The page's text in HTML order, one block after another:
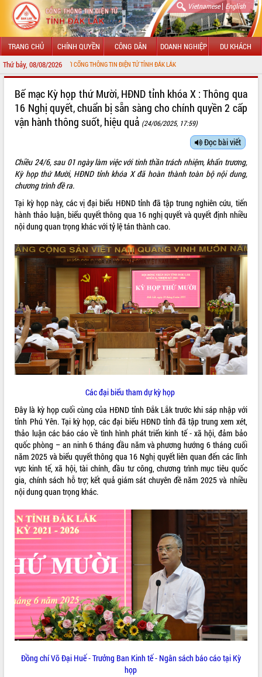
Vietnamese| English
TRANG CHỦ CHÍNH QUYỀN CÔNG DÂN DOANH NGHIỆP DU KHÁCH
Thứ bảy, 08/08/2026
ĐẾN VỚI CỔNG THÔNG TIN ĐIỆN TỬ TỈNH ĐẮK LẮK
LÃNH ĐẠO UBND TỈNH
SỞ, BAN, NGÀNH
UBND CÁC XÃ, PHƯỜNG
THÔNG TIN CHỈ ĐẠO ĐIỀU HÀNH
HỆ THỐNG VĂN BẢN
VĂN BẢN HĐND TỈNH
ĐIỂM TIN VĂN BẢN
QUY HOẠCH - KẾ HOẠCH
VIDEO
Loading the player...
Khám bệnh, cấp phát thuốc miễn phí
và tặng quà người dân xã Cư Pui
Hội nghị UBND tỉnh Đắk Lắk thường kỳ
tháng 7/2026
Lễ truy tặng danh hiệu “Bà Mẹ Việt
Lao động
Bế mạc Kỳ họp thứ Mười, HĐND tỉnh khóa X : Thông qua
16 Nghị quyết, chuẩn bị sẵn sàng cho chính quyền 2 cấp
vận hành thông suốt, hiệu quả (24/06/2025, 17:59)
Đọc bài viết
Chiều 24/6, sau 01 ngày làm việc với tinh thần trách nhiệm, khẩn trương,
Kỳ họp thứ Mười, HĐND tỉnh khóa X đã hoàn thành toàn bộ nội dung,
chương trình đề ra.
Tại kỳ họp này, các vị đại biểu HĐND tỉnh đã tập trung nghiên cứu, tiến
hành thảo luận, biểu quyết thông qua 16 nghị quyết và quyết định nhiều
nội dung quan trọng khác với tỷ lệ tán thành cao.
Các đại biểu tham dự kỳ họp
Đây là kỳ họp cuối cùng của HĐND tỉnh Đắk Lắk trước khi sáp nhập với
tỉnh Phú Yên. Tại kỳ họp, các đại biểu HĐND tỉnh đã tập trung xem xét,
thảo luận các báo cáo về tình hình phát triển kinh tế - xã hội, đảm bảo
quốc phòng – an ninh 6 tháng đầu năm và phương hướng 6 tháng cuối
năm 2025 và biểu quyết thông qua 16 Nghị quyết liên quan đến các lĩnh
vực kinh tế, xã hội, tài chính, đầu tư công, chương trình mục tiêu quốc
gia, chính sách hỗ trợ; kết quả giám sát chuyên đề năm 2025 và nhiều
nội dung quan trọng khác.
Đồng chí Võ Đại Huế - Trưởng Ban Kinh tế - Ngân sách báo cáo tại Kỳ
họp